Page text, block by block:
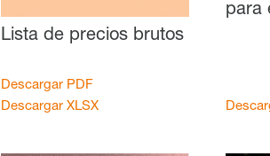
Lista de precios brutos
Descargar PDF
Descargar XLSX
para